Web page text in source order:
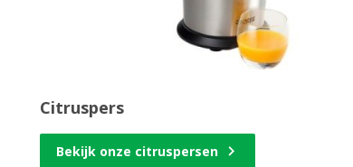
Citruspers
Bekijk onze citruspersen